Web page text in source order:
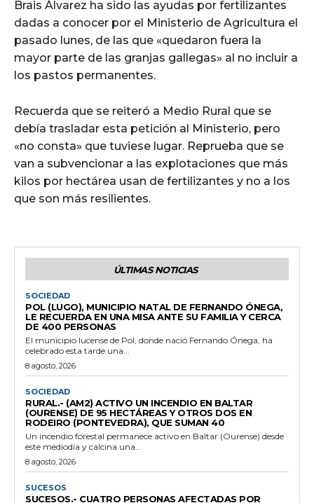
Brais Álvarez ha sido las ayudas por fertilizantes
dadas a conocer por el Ministerio de Agricultura el
pasado lunes, de las que «quedaron fuera la
mayor parte de las granjas gallegas» al no incluir a
los pastos permanentes.
Recuerda que se reiteró a Medio Rural que se
debía trasladar esta petición al Ministerio, pero
«no consta» que tuviese lugar. Reprueba que se
van a subvencionar a las explotaciones que más
kilos por hectárea usan de fertilizantes y no a los
que son más resilientes.
ÚLTIMAS NOTICIAS
SOCIEDAD
POL (LUGO), MUNICIPIO NATAL DE FERNANDO ÓNEGA,
LE RECUERDA EN UNA MISA ANTE SU FAMILIA Y CERCA
DE 400 PERSONAS
El municipio lucense de Pol, donde nació Fernando Ónega, ha
celebrado esta tarde una...
8 agosto, 2026
SOCIEDAD
RURAL.- (AM2) ACTIVO UN INCENDIO EN BALTAR
(OURENSE) DE 95 HECTÁREAS Y OTROS DOS EN
RODEIRO (PONTEVEDRA), QUE SUMAN 40
Un incendio forestal permanece activo en Baltar (Ourense) desde
este mediodía y calcina una...
8 agosto, 2026
SUCESOS
SUCESOS.- CUATRO PERSONAS AFECTADAS POR